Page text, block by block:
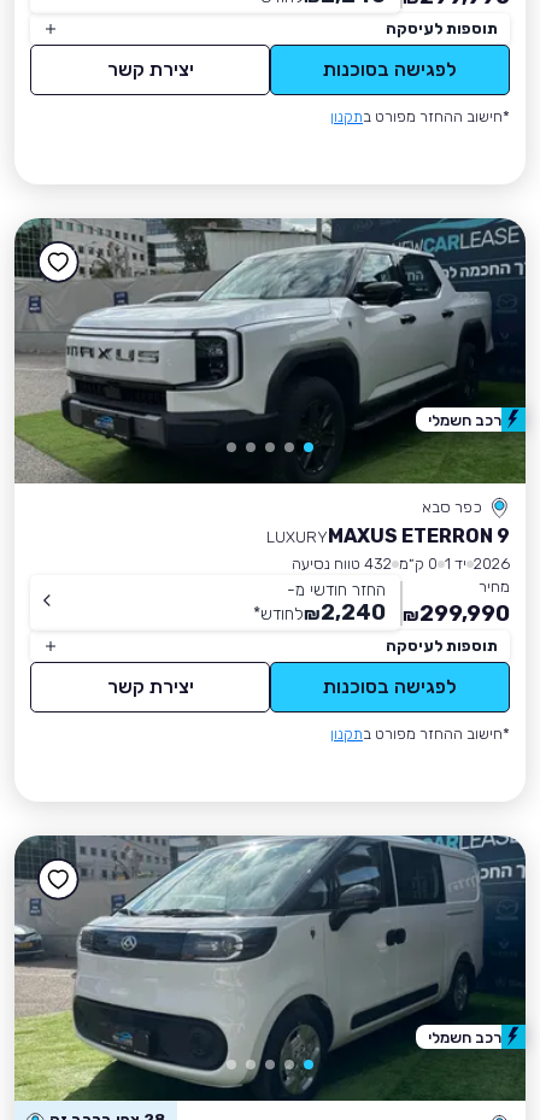
תוספות לעיסקה
לפגישה בסוכנות יצירת קשר
*חישוב ההחזר מפורט בתקנון
כפר סבא
MAXUS ETERRON 9
LUXURY
2026 יד 1 0 ק״מ
432 טווח נסיעה
מחיר
299,990
₪
החזר חודשי מ-
2,240
₪לחודש*
תוספות לעיסקה
לפגישה בסוכנות יצירת קשר
*חישוב ההחזר מפורט בתקנון
רכב חשמלי
רכב חשמלי